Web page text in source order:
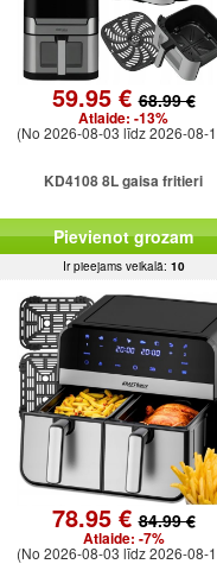
59.95 €68.99 €
Atlaide: -13%
(No 2026-08-03 līdz 2026-08-
KD4108 8L gaisa fritieri
Pievienot grozam
Ir pieejams veikalā: 10
78.95 €84.99 €
Atlaide: -7%
(No 2026-08-03 līdz 2026-08-